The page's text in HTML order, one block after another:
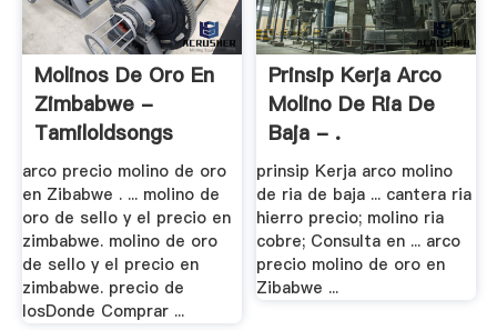
Molinos De Oro En
Zimbabwe -
Tamiloldsongs
arco precio molino de oro
en Zibabwe . ... molino de
oro de sello y el precio en
zimbabwe. molino de oro
de sello y el precio en
zimbabwe. precio de
losDonde Comprar ...
Prinsip Kerja Arco
Molino De Ria De
Baja - .
prinsip Kerja arco molino
de ria de baja ... cantera ria
hierro precio; molino ria
cobre; Consulta en ... arco
precio molino de oro en
Zibabwe ...